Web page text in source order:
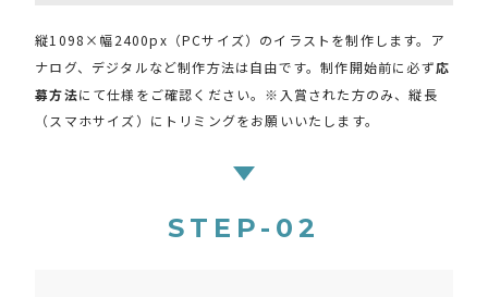
縦1098×幅2400px（PCサイズ）のイラストを制作します。ア
ナログ、デジタルなど制作方法は自由です。制作開始前に必ず応
募方法にて仕様をご確認ください。※入賞された方のみ、縦長
（スマホサイズ）にトリミングをお願いいたします。
STEP-02